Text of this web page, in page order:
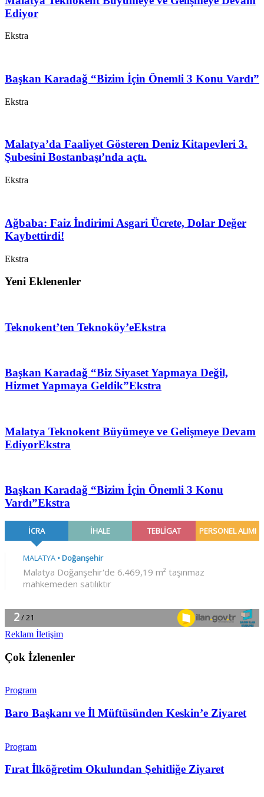
Ediyor
Ekstra
Başkan Karadağ “Bizim İçin Önemli 3 Konu Vardı”
Ekstra
Malatya’da Faaliyet Gösteren Deniz Kitapevleri 3.
Şubesini Bostanbaşı’nda açtı.
Ekstra
Ağbaba: Faiz İndirimi Asgari Ücrete, Dolar Değer
Kaybettirdi!
Ekstra
Yeni Eklenenler
Teknokent’ten Teknoköy’eEkstra
Başkan Karadağ “Biz Siyaset Yapmaya Değil,
Hizmet Yapmaya Geldik”Ekstra
Malatya Teknokent Büyümeye ve Gelişmeye Devam
EdiyorEkstra
Başkan Karadağ “Bizim İçin Önemli 3 Konu
Vardı”Ekstra
Reklam İletişim
Çok İzlenenler
Program
Baro Başkanı ve İl Müftüsünden Keskin’e Ziyaret
Program
Fırat İlköğretim Okulundan Şehitliğe Ziyaret